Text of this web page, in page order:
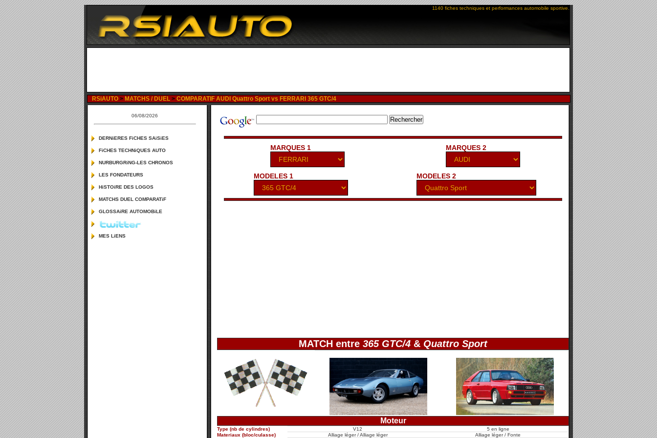
1140 fiches techniques et performances automobile sportive.
RSiAUTO > MATCHS / DUEL > COMPARATIF AUDI Quattro Sport vs FERRARI 365 GTC/4
MARQUES 1 MARQUES 2
MODELES 1 MODELES 2
MATCH entre 365 GTC/4 & Quattro Sport
Moteur
Type (nb de cylindres) V12
5 en ligne
Materiaux (bloc/culasse)
Alliage léger / Alliage léger Alliage léger / Fonte
06/08/2026
DERNiERES FiCHES SAiSiES
FiCHES TECHNiQUES AUTO
NURBURGRiNG-LES CHRONOS
LES FONDATEURS
HiSTOiRE DES LOGOS
MATCHS DUEL COMPARATiF
GLOSSAiRE AUTOMOBiLE
MES LiENS